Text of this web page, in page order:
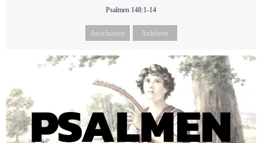
Psalmen 148:1-14
Anschauen Anhören